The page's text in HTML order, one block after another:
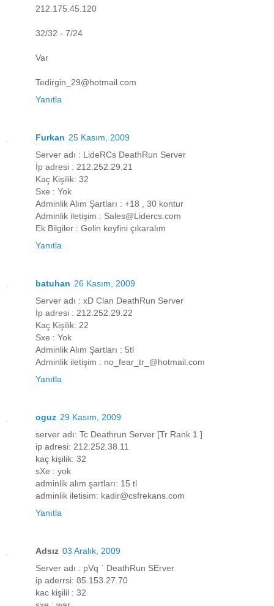
212.175.45.120
32/32 - 7/24
Var
Tedirgin_29@hotmail.com
Yanıtla
Furkan 25 Kasım, 2009
Server adı : LideRCs DeathRun Server
İp adresi : 212.252.29.21
Kaç Kişilik: 32
Sxe : Yok
Adminlik Alım Şartları : +18 , 30 kontur
Adminlik iletişim : Sales@Lidercs.com
Ek Bilgiler : Gelin keyfini çıkaralım
Yanıtla
batuhan 26 Kasım, 2009
Server adı : xD Clan DeathRun Server
İp adresi : 212.252.29.22
Kaç Kişilik: 22
Sxe : Yok
Adminlik Alım Şartları : 5tl
Adminlik iletişim : no_fear_tr_@hotmail.com
Yanıtla
oguz 29 Kasım, 2009
server adı: Tc Deathrun Server [Tr Rank 1 ]
ip adresi: 212.252.38.11
kaç kişilik: 32
sXe : yok
adminlik alım şartları: 15 tl
adminlik iletisim: kadir@csfrekans.com
Yanıtla
Adsız 03 Aralık, 2009
Server adı : pVq ` DeathRun SErver
ip aderrsi: 85.153.27.70
kac kişilil : 32